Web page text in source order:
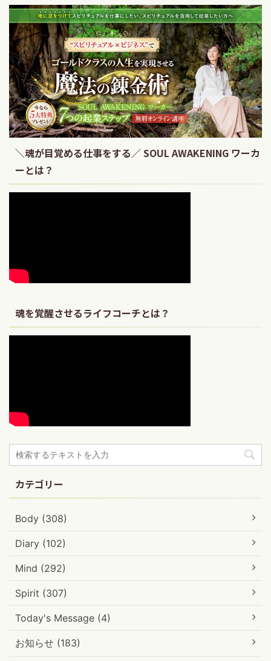
＼魂が目覚める仕事をする／ SOUL AWAKENING ワーカ
ーとは？
魂を覚醒させるライフコーチとは？
カテゴリー
Body (308)
Diary (102)
Mind (292)
Spirit (307)
Today's Message (4)
お知らせ (183)